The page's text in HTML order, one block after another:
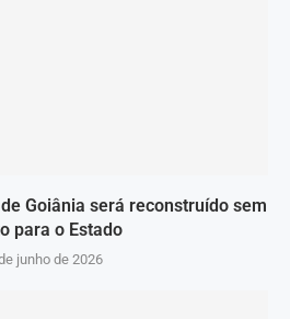
Goiânia será reconstruído sem
para o Estado
junho de 2026